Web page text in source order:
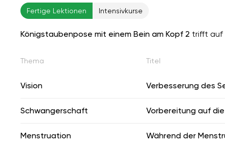
Fertige Lektionen Intensivkurse
Königstaubenpose mit einem Bein am Kopf 2 trifft auf
Thema Titel
Vision Verbesserung des
Schwangerschaft Vorbereitung auf
Menstruation Während der